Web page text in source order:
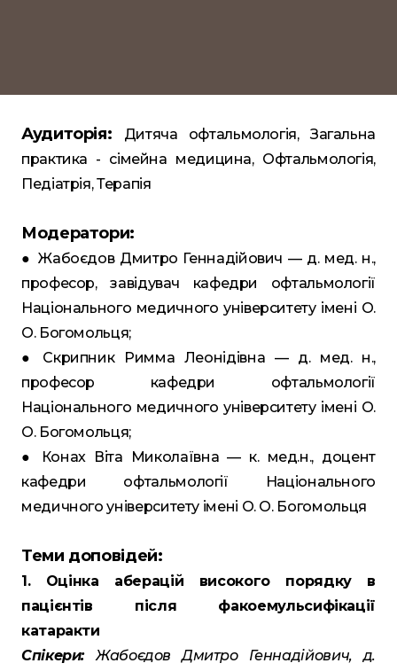
Аудиторія:
Дитяча офтальмологія, Загальна
практика - сімейна медицина, Офтальмологія,
Педіатрія, Терапія
Модератори:
● Жабоєдов Дмитро Геннадійович — д. мед. н.,
професор, завідувач кафедри офтальмології
Національного медичного університету імені О.
О. Богомольця;
● Скрипник Римма Леонідівна — д. мед. н.,
професор кафедри офтальмології
Національного медичного університету імені О.
О. Богомольця;
● Конах Віта Миколаївна — к. мед.н., доцент
кафедри офтальмології Національного
медичного університету імені О. О. Богомольця
Теми доповідей:
1. Оцінка аберацій високого порядку в
пацієнтів після факоемульсифікації
катаракти
Спікери:Жабоєдов Дмитро Геннадійович, д.